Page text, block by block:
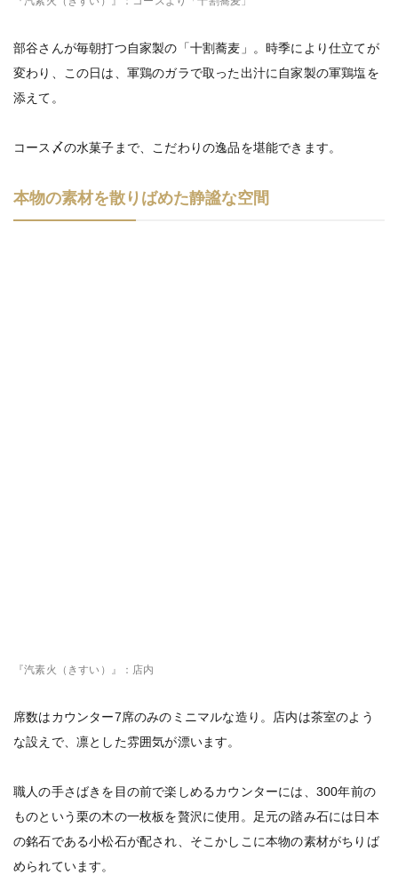
部谷さんが毎朝打つ自家製の「十割蕎麦」。時季により仕立てが
変わり、この日は、軍鶏のガラで取った出汁に自家製の軍鶏塩を
添えて。
コース〆の水菓子まで、こだわりの逸品を堪能できます。
本物の素材を散りばめた静謐な空間
『汽素火（きすい）』：店内
席数はカウンター7席のみのミニマルな造り。店内は茶室のよう
な設えで、凛とした雰囲気が漂います。
職人の手さばきを目の前で楽しめるカウンターには、300年前の
ものという栗の木の一枚板を贅沢に使用。足元の踏み石には日本
の銘石である小松石が配され、そこかしこに本物の素材がちりば
められています。